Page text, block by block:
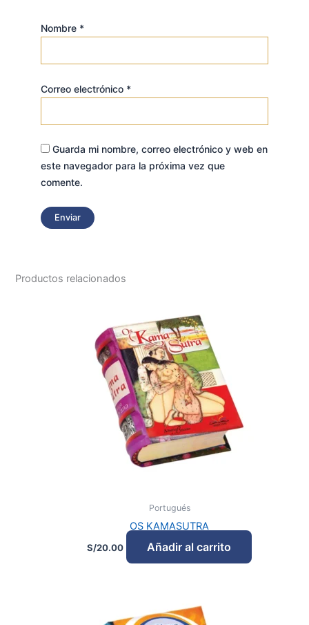
Nombre *
Correo electrónico *
Guarda mi nombre, correo electrónico y web en
este navegador para la próxima vez que
comente.
Productos relacionados
Portugués
OS KAMASUTRA
S/20.00 Añadir al carrito